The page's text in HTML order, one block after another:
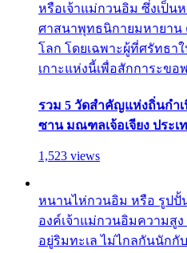
หรือเจ้าแม่กวนอิม ซึ่งเป็น
ศาสนาพุทธนิกายมหายาน
โลก โดยเฉพาะผู้ที่ศรัทธา
เกาะแห่งนี้เพื่อสักการะขอ
รวม 5 วัดสำคัญแห่งถิ่นกำเ
ซาน มณฑลเจ้อเจียง ประเ
1,523 views
หนานไห่กวนอิม หรือ รูปปั้
องค์เจ้าแม่กวนอิมความสู
อยู่ริมทะเล ไม่ไกลกันนักกั